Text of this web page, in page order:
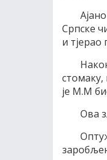
Српске
и тјерао
стомаку,
је М.М
Ова